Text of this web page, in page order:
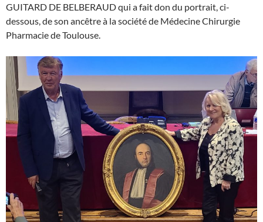
GUITARD DE BELBERAUD qui a fait don du portrait, ci-
dessous, de son ancêtre à la société de Médecine Chirurgie
Pharmacie de Toulouse.